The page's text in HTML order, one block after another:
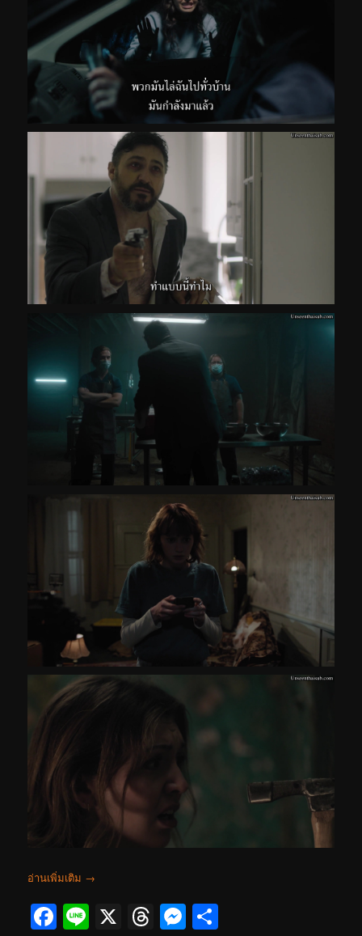
อ่านเพิ่มเติม →
Facebook
Line
X Threads
Messenger